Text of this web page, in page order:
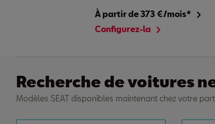
À partir de 373 €/mois*
Configurez-la
Recherche de voitures
Modèles SEAT disponibles maintenant chez votre